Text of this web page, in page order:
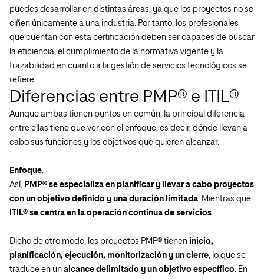
puedes desarrollar en distintas áreas, ya que los proyectos no se
ciñen únicamente a una industria. Por tanto, los profesionales
que cuentan con esta certificación deben ser capaces de buscar
la eficiencia, el cumplimiento de la normativa vigente y la
trazabilidad en cuanto a la gestión de servicios tecnológicos se
refiere.
Diferencias entre PMP® e ITIL®
Aunque ambas tienen puntos en común, la principal diferencia
entre ellas tiene que ver con el enfoque, es decir, dónde llevan a
cabo sus funciones y los objetivos que quieren alcanzar.
Enfoque:
Así, PMP® se especializa en planificar y llevar a cabo proyectos
con un objetivo definido y una duración limitada. Mientras que
ITIL® se centra en la operación continua de servicios.
Dicho de otro modo, los proyectos PMP® tienen inicio,
planificación, ejecución, monitorización y un cierre, lo que se
traduce en un alcance delimitado y un objetivo específico. En